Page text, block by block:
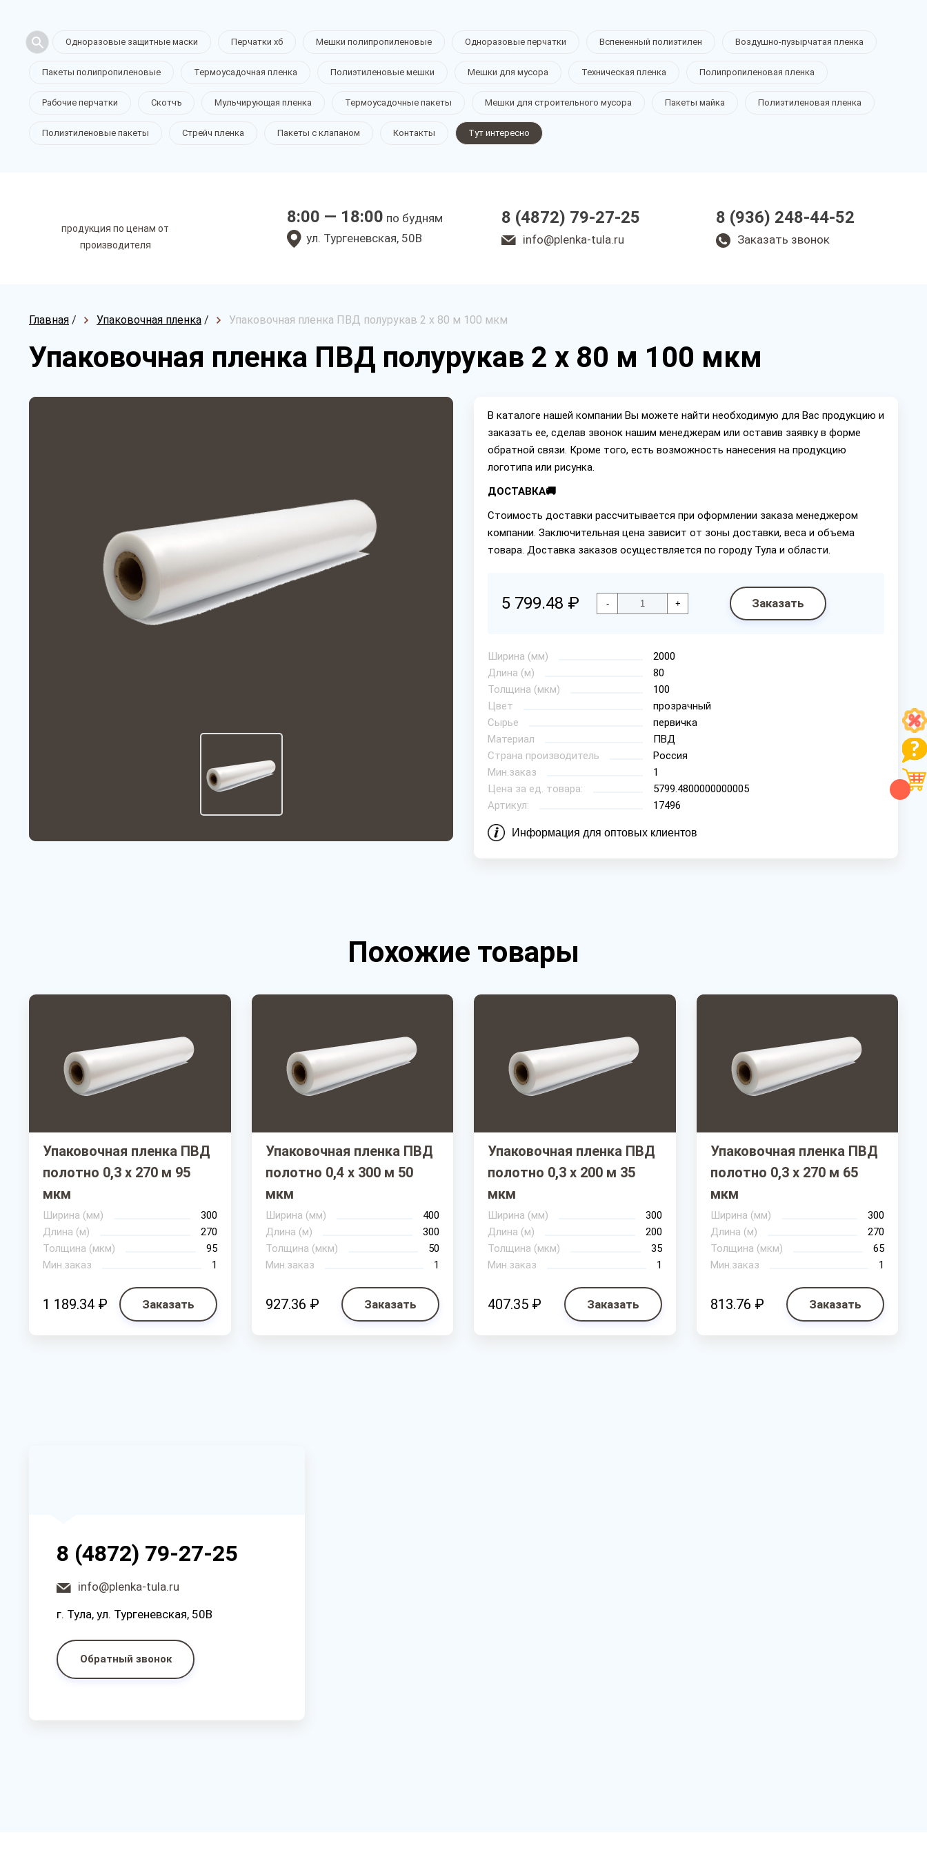
Одноразовые защитные маски Перчатки хб Мешки полипропиленовые Одноразовые перчатки Вспененный полиэтилен Воздушно-пузырчатая пленка
Пакеты полипропиленовые Термоусадочная пленка Полиэтиленовые мешки Мешки для мусора Техническая пленка Полипропиленовая пленка
Рабочие перчатки Скотчъ Мульчирующая пленка Термоусадочные пакеты Мешки для строительного мусора Пакеты майка Полиэтиленовая пленка
Полиэтиленовые пакеты Стрейч пленка Пакеты с клапаном Контакты Тут интересно
продукция по ценам от
производителя
8:00 — 18:00 по будням
ул. Тургеневская, 50В
8 (4872) 79-27-25
info@plenka-tula.ru
8 (936) 248-44-52
Заказать звонок
Главная / Упаковочная пленка / Упаковочная пленка ПВД полурукав 2 х 80 м 100 мкм
Упаковочная пленка ПВД полурукав 2 х 80 м 100 мкм
В каталоге нашей компании Вы можете найти необходимую для Вас продукцию и
заказать ее, сделав звонок нашим менеджерам или оставив заявку в форме
обратной связи. Кроме того, есть возможность нанесения на продукцию
логотипа или рисунка.
ДОСТАВКА🚚
Стоимость доставки рассчитывается при оформлении заказа менеджером
компании. Заключительная цена зависит от зоны доставки, веса и объема
товара. Доставка заказов осуществляется по городу Тула и области.
5 799.48 ₽ - + Заказать
Ширина (мм)
2000
Длина (м)
80
Толщина (мкм)
100
Цвет
прозрачный
Сырье
первичка
Материал
ПВД
Страна производитель
Россия
Мин.заказ
1
Цена за ед. товара:
5799.4800000000005
Артикул:
17496
Информация для оптовых клиентов
Похожие товары
Упаковочная пленка ПВД
полотно 0,3 х 270 м 95
мкм
Ширина (мм)
300
Длина (м)
270
Толщина (мкм)
95
Мин.заказ
1
1 189.34 ₽ Заказать
Упаковочная пленка ПВД
полотно 0,4 х 300 м 50
мкм
Ширина (мм)
400
Длина (м)
300
Толщина (мкм)
50
Мин.заказ
1
927.36 ₽ Заказать
Упаковочная пленка ПВД
полотно 0,3 х 200 м 35
мкм
Ширина (мм)
300
Длина (м)
200
Толщина (мкм)
35
Мин.заказ
1
407.35 ₽ Заказать
Упаковочная пленка ПВД
полотно 0,3 х 270 м 65
мкм
Ширина (мм)
300
Длина (м)
270
Толщина (мкм)
65
Мин.заказ
1
813.76 ₽ Заказать
8 (4872) 79-27-25
info@plenka-tula.ru
г. Тула, ул. Тургеневская, 50В
Обратный звонок